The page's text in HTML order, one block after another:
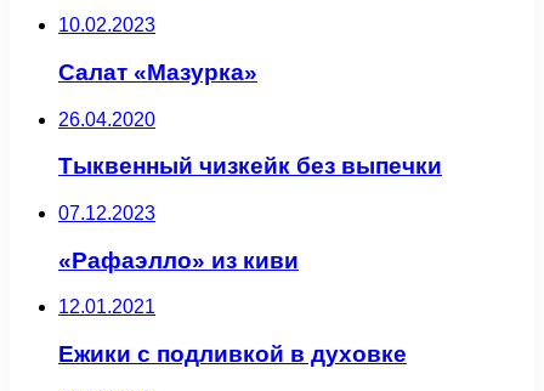
10.02.2023
Салат «Мазурка»
26.04.2020
Тыквенный чизкейк без выпечки
07.12.2023
«Рафаэлло» из киви
12.01.2021
Ежики с подливкой в духовке